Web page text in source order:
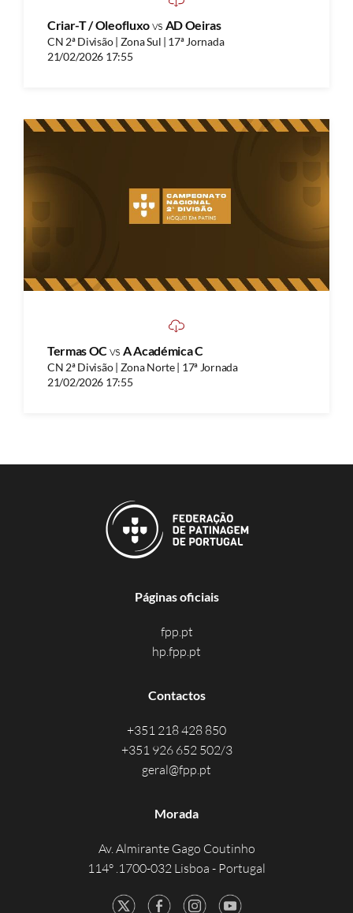
Criar-T / Oleofluxovs AD Oeiras
CN 2ª Divisão | Zona Sul | 17ª Jornada
21/02/2026 17:55
Termas OCvs A Académica C
CN 2ª Divisão | Zona Norte | 17ª Jornada
21/02/2026 17:55
Páginas oficiais
fpp.pt
hp.fpp.pt
Contactos
+351 218 428 850
+351 926 652 502/3
geral@fpp.pt
Morada
Av. Almirante Gago Coutinho
114° .1700-032 Lisboa - Portugal